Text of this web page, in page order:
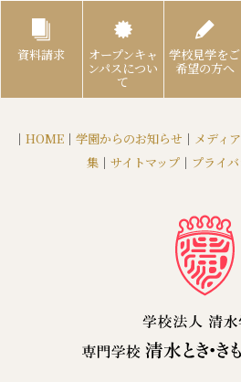
資料請求 オープンキャ
ンパスについ
て
学校見学をご
希望の方へ
｜ HOME ｜ 学園からのお知らせ ｜ メディ
集 ｜ サイトマップ ｜ プライ